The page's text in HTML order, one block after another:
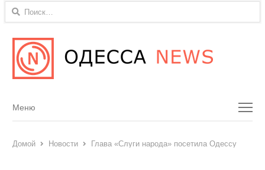
Найти:
Menu
Меню
Домой Новости Глава «Слуги народа» посетила Одессу